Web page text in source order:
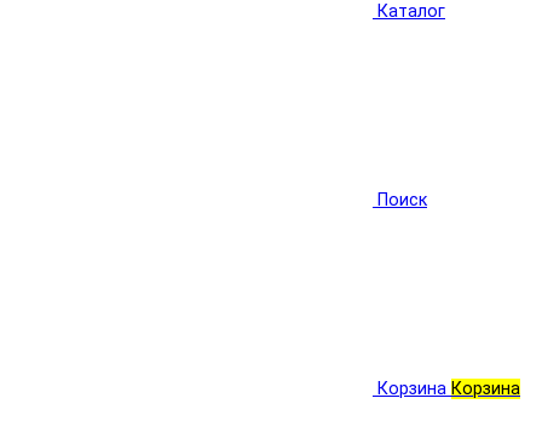
Каталог
Поиск
Корзина Корзина